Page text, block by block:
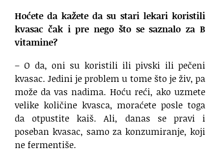
Hoćete da kažete da su stari lekari koristili
kvasac čak i pre nego što se saznalo za B
vitamine?
– O da, oni su koristili ili pivski ili pečeni
kvasac. Jedini je problem u tome što je živ, pa
može da vas nadima. Hoću reći, ako uzmete
velike količine kvasca, moraćete posle toga
da otpustite kaiš. Ali, danas se pravi i
poseban kvasac, samo za konzumiranje, koji
ne fermentiše.